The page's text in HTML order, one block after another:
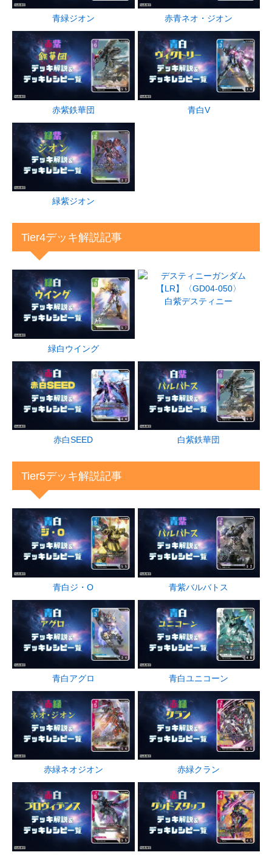
青緑ジオン 赤青ネオ・ジオン
赤紫鉄華団 青白V
緑紫ジオン
Tier4デッキ解説記事
緑白ウイング
白紫デスティニー
赤白SEED 白紫鉄華団
Tier5デッキ解説記事
青白ジ・O 青紫バルバトス
青白アグロ 青白ユニコーン
赤緑ネオジオン 赤緑クラン